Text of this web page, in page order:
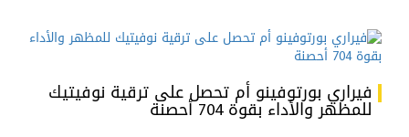
فيراري بورتوفينو أم تحصل على ترقية نوفيتيك
للمظهر والأداء بقوة 704 أحصنة